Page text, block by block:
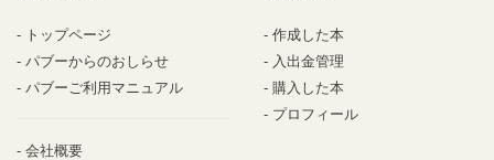
トップページ
パブーからのおしらせ
パブーご利用マニュアル
会社概要
作成した本
入出金管理
購入した本
プロフィール